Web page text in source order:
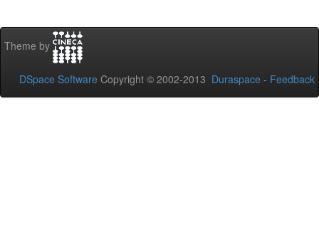
Theme by
DSpace Software Copyright © 2002-2013 Duraspace - Feedback